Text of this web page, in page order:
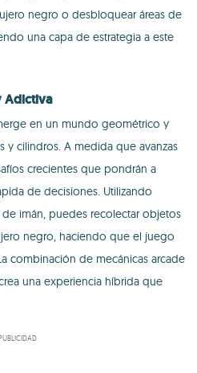
negro o desbloquear áreas de
una capa de estrategia a este
Adictiva
en un mundo geométrico y
y cilindros. A medida que avanzas
crecientes que pondrán a
de decisiones. Utilizando
imán, puedes recolectar objetos
negro, haciendo que el juego
combinación de mecánicas arcade
una experiencia híbrida que